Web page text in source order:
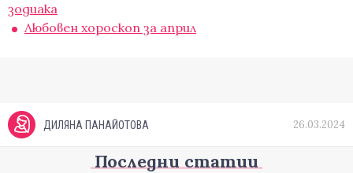
зодиака
Любовен хороскоп за април
ДИЛЯНА ПАНАЙОТОВА 26.03.2024
Последни статии